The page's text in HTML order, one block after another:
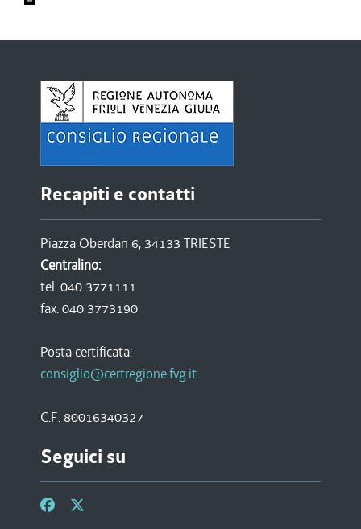
Recapiti e contatti
Piazza Oberdan 6, 34133 TRIESTE
Centralino:
tel. 040 3771111
fax. 040 3773190
Posta certificata:
consiglio@certregione.fvg.it
C.F. 80016340327
Seguici su